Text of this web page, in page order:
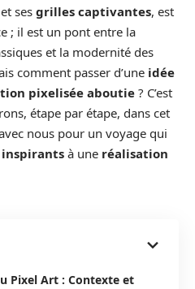
et ses grilles captivantes, est
; il est un pont entre la
et la modernité des
comment passer d’une idée
pixelisée aboutie ? C’est
étape par étape, dans cet
nous pour un voyage qui
inspirantsà une réalisation
Pixel Art : Contexte et